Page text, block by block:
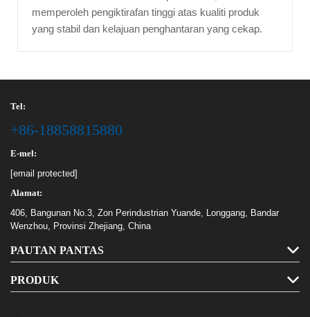
memperoleh pengiktirafan tinggi atas kualiti produk
yang stabil dan kelajuan penghantaran yang cekap.
Tel:
+86-18858815880
E-mel:
[email protected]
Alamat:
406, Bangunan No.3, Zon Perindustrian Yuande, Longgang, Bandar
Wenzhou, Provinsi Zhejiang, China
PAUTAN PANTAS
PRODUK